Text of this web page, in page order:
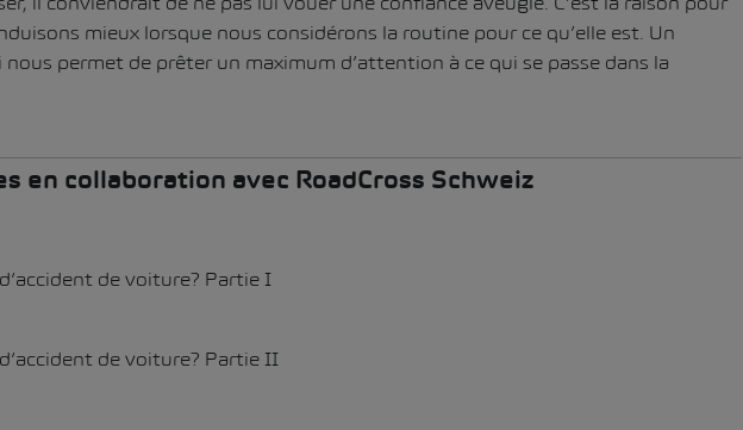
mieux lorsque nous considérons la routine pour ce qu’elle est. Un
permet de prêter un maximum d’attention à ce qui se passe dans la
en collaboration avec RoadCross Schweiz
de voiture? Partie I
de voiture? Partie II